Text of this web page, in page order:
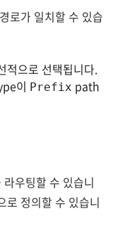
로가 일치할 수 있습
적으로 선택됩니다.
이 Prefix path
우팅할 수 있습니
로 정의할 수 있습니